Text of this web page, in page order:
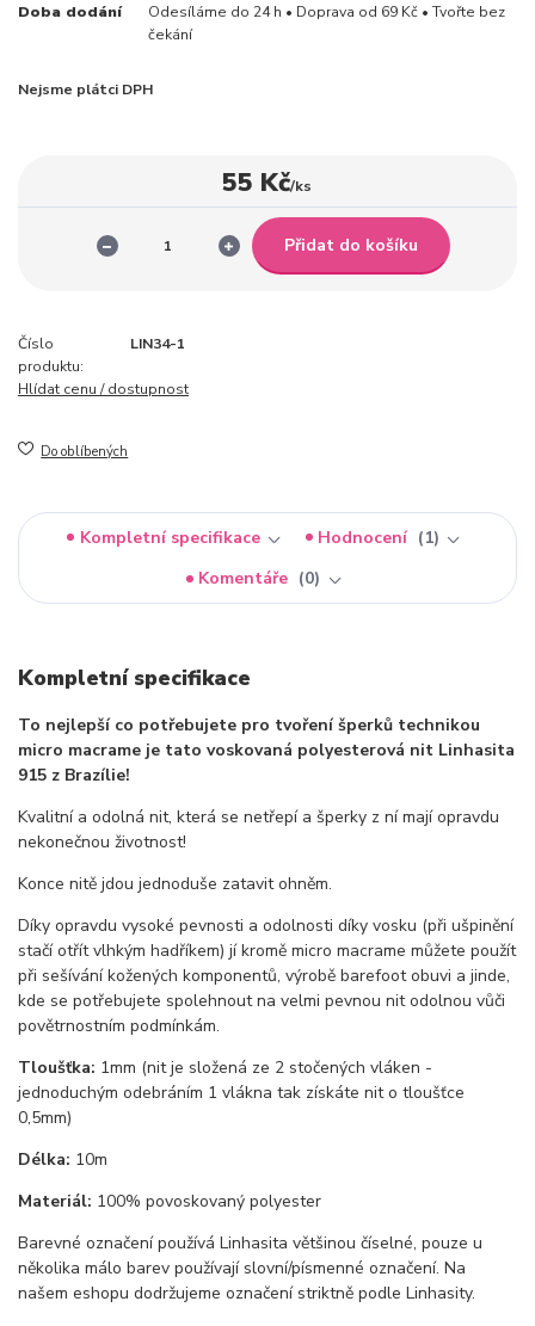
Doba dodání
Odesíláme do 24 h • Doprava od 69 Kč • Tvořte bez
čekání
Nejsme plátci DPH
55 Kč/ks
Přidat do košíku
Číslo
produktu:
LIN34-1
Hlídat cenu / dostupnost
Do oblíbených
Kompletní specifikace Hodnocení
1
Komentáře
0
Kompletní specifikace
To nejlepší co potřebujete pro tvoření šperků technikou
micro macrame je tato voskovaná polyesterová nit Linhasita
915 z Brazílie!
Kvalitní a odolná nit, která se netřepí a šperky z ní mají opravdu
nekonečnou životnost!
Konce nitě jdou jednoduše zatavit ohněm.
Díky opravdu vysoké pevnosti a odolnosti díky vosku (při ušpinění
stačí otřít vlhkým hadříkem) jí kromě micro macrame můžete použít
při sešívání kožených komponentů, výrobě barefoot obuvi a jinde,
kde se potřebujete spolehnout na velmi pevnou nit odolnou vůči
povětrnostním podmínkám.
Tloušťka: 1mm (nit je složená ze 2 stočených vláken -
jednoduchým odebráním 1 vlákna tak získáte nit o tloušťce
0,5mm)
Délka: 10m
Materiál: 100% povoskovaný polyester
Barevné označení používá Linhasita většinou číselné, pouze u
několika málo barev používají slovní/písmenné označení. Na
našem eshopu dodržujeme označení striktně podle Linhasity.